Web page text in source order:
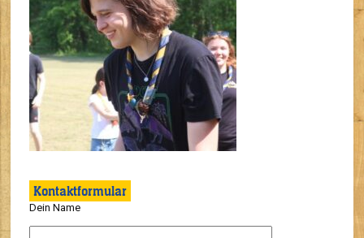
Kontaktformular
Dein Name